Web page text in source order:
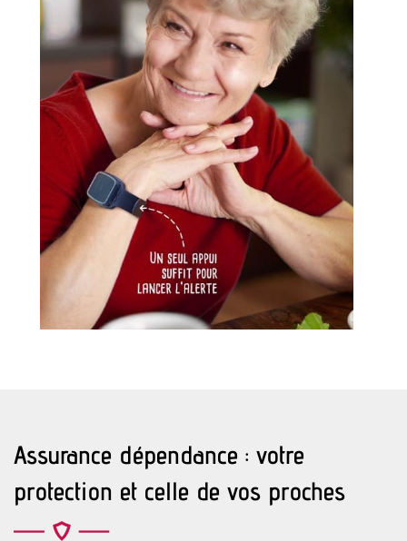
Assurance dépendance : votre
protection et celle de vos proches